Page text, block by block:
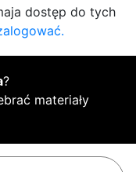
dostęp do tych
?
materiały